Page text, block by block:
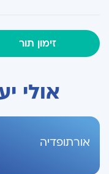
זימון תור
אולי
אורתופדיה